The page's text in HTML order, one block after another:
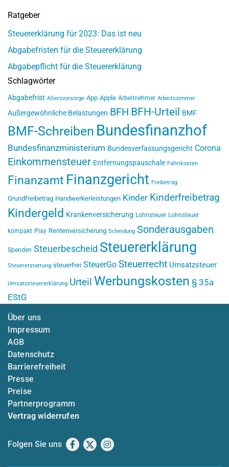
Ratgeber
Steuererklärung für 2023: Das ist neu
Abgabefristen für die Steuererklärung
Abgabepflicht für die Steuererklärung
Schlagwörter
Abgabefrist Altersvorsorge App Apple Arbeitnehmer Arbeitszimmer
Außergewöhnliche Belastungen BFH BFH-Urteil BMF
BMF-Schreiben Bundesfinanzhof
Bundesfinanzministerium Bundesverfassungsgericht Corona
Einkommensteuer Entfernungspauschale Fahrtkosten
Finanzamt Finanzgericht Freibetrag
Grundfreibetrag Handwerkerleistungen Kinder Kinderfreibetrag
Kindergeld Krankenversicherung Lohnsteuer Lohnsteuer
kompakt Play Rentenversicherung Scheidung Sonderausgaben
Spenden Steuerbescheid Steuererklärung
Steuererstattung steuerfrei SteuerGo Steuerrecht Umsatzsteuer
Umsatzsteuererklärung Urteil Werbungskosten § 35a
EStG
Über uns
Impressum
AGB
Datenschutz
Barrierefreiheit
Presse
Preise
Partnerprogramm
Vertrag widerrufen
Folgen Sie uns Facebook
X Instagram